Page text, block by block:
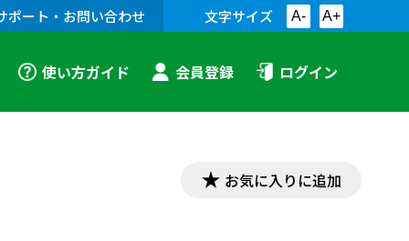
ポート・お問い合わせ 文字サイズ A- A+
使い方ガイド 会員登録 ログイン
お気に入りに追加